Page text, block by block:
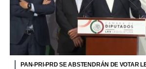
PAN-PRI-PRD SE ABSTENDRÁN DE VOTAR